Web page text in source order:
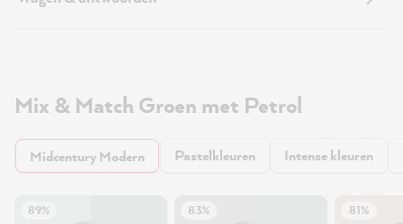
Mix & Match Groen met Petrol
Midcentury Modern Pastelkleuren Intense kleuren
89% 83% 81%